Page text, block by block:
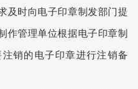
及时向电子印章制发部门提
作管理单位根据电子印章制
销的电子印章进行注销备